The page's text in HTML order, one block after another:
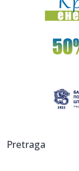
11:28:
u n...
11:28:
11:27:
Pretraga